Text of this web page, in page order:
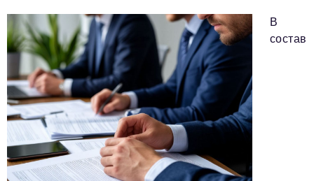
Видео
Телефон редакции: +7 495 727-01-67
Электронные почты редакции:
Информационный отдел
info@business-magazine.online
Отдел рекламы
reklama@business-magazine.online
В
состав